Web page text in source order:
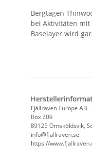
Bergtagen
bei Aktivitäten
Baselayer wird
Fjällräven Europe AB
Box 209
89125 Örnsköldsvik,
info@fjallraven.se
https://